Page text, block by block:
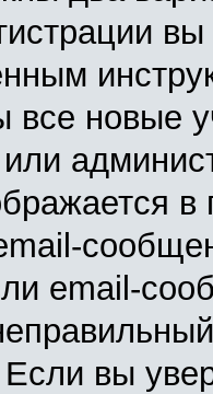
все новые
в
email-
вы